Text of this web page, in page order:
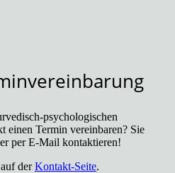
psychologischen
einen Termin vereinbaren? Sie
per E-Mail kontaktieren!
derKontakt-Seite.